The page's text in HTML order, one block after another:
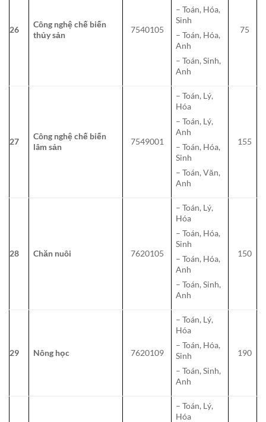
26
Công nghệ chế biến
thủy sản
7540105
– Toán, Hóa,
Sinh
– Toán, Hóa,
Anh
– Toán, Sinh,
Anh
75
27
Công nghệ chế biến
lâm sản
7549001
– Toán, Lý,
Hóa
– Toán, Lý,
Anh
– Toán, Hóa,
Sinh
– Toán, Văn,
Anh
155
28 Chăn nuôi 7620105
– Toán, Lý,
Hóa
– Toán, Hóa,
Sinh
– Toán, Hóa,
Anh
– Toán, Sinh,
Anh
150
29 Nông học 7620109
– Toán, Lý,
Hóa
– Toán, Hóa,
Sinh
– Toán, Sinh,
Anh
190
– Toán, Lý,
Hóa